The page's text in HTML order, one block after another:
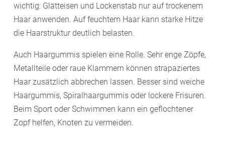
wichtig: Glätteisen und Lockenstab nur auf trockenem
Haar anwenden. Auf feuchtem Haar kann starke Hitze
die Haarstruktur deutlich belasten.
Auch Haargummis spielen eine Rolle. Sehr enge Zöpfe,
Metallteile oder raue Klammern können strapaziertes
Haar zusätzlich abbrechen lassen. Besser sind weiche
Haargummis, Spiralhaargummis oder lockere Frisuren.
Beim Sport oder Schwimmen kann ein geflochtener
Zopf helfen, Knoten zu vermeiden.